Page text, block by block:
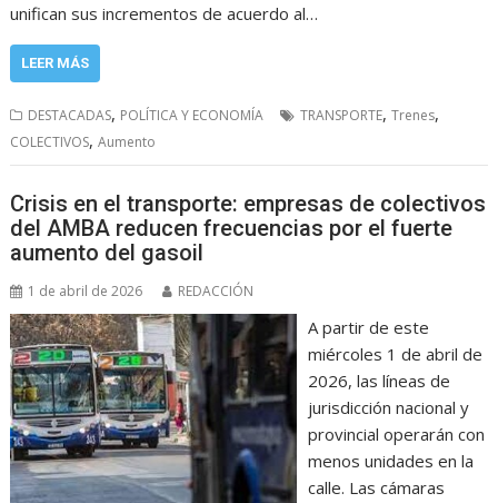
unifican sus incrementos de acuerdo al…
LEER MÁS
DESTACADAS, POLÍTICA Y ECONOMÍA TRANSPORTE,Trenes,
COLECTIVOS,Aumento
Crisis en el transporte: empresas de colectivos
del AMBA reducen frecuencias por el fuerte
aumento del gasoil
1 de abril de 2026 REDACCIÓN
A partir de este
miércoles 1 de abril de
2026, las líneas de
jurisdicción nacional y
provincial operarán con
menos unidades en la
calle. Las cámaras